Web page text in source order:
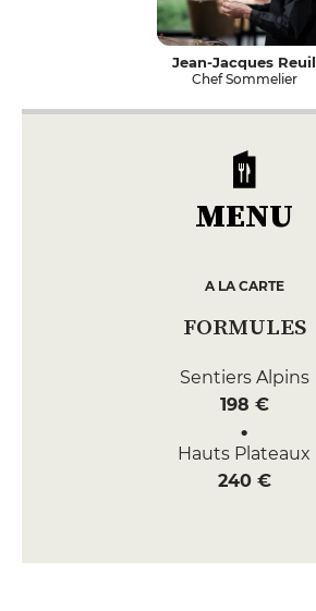
Jean-Jacques Reuil
Chef Sommelier
MENU
A LA CARTE
FORMULES
Sentiers Alpins
198 €
Hauts Plateaux
240 €